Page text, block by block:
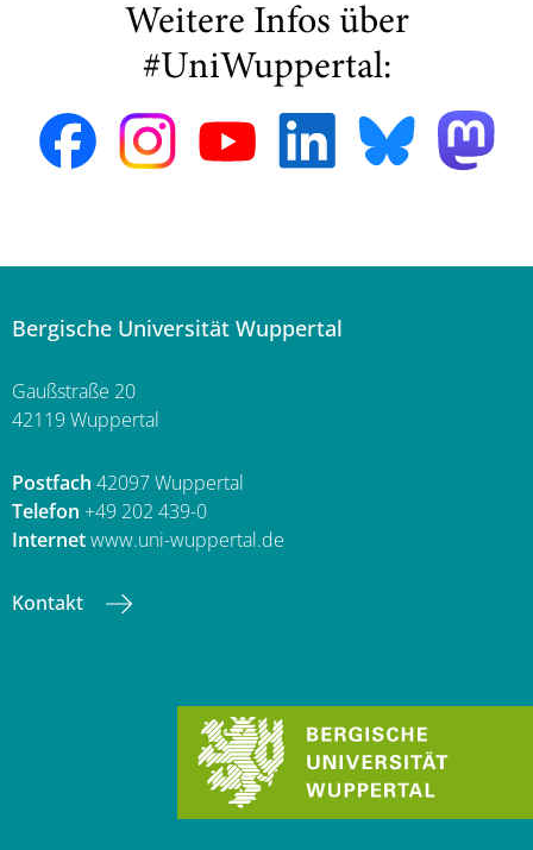
Weitere Infos über
#UniWuppertal:
Bergische Universität Wuppertal
Gaußstraße 20
42119 Wuppertal
Postfach 42097 Wuppertal
Telefon +49 202 439-0
Internetwww.uni-wuppertal.de
Kontakt